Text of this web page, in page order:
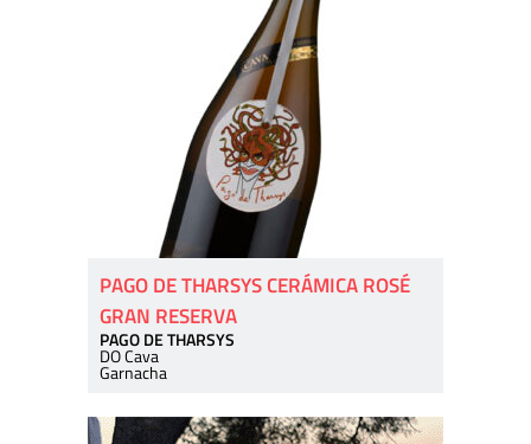
PAGO DE THARSYS CERÁMICA ROSÉ
GRAN RESERVA
PAGO DE THARSYS
DO Cava
Garnacha